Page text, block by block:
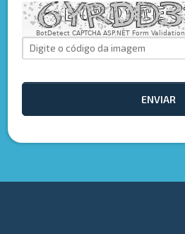
BotDetect CAPTCHA ASP.NET Form Validation
ENVIAR